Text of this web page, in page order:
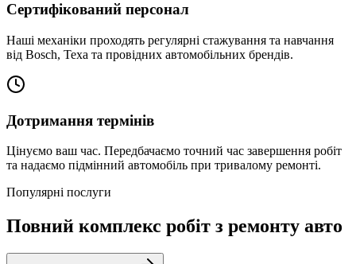
Сертифікований персонал
Наші механіки проходять регулярні стажування та навчання
від Bosch, Texa та провідних автомобільних брендів.
Дотримання термінів
Цінуємо ваш час. Передбачаємо точний час завершення робіт
та надаємо підмінний автомобіль при тривалому ремонті.
Популярні послуги
Повний комплекс робіт з ремонту авто